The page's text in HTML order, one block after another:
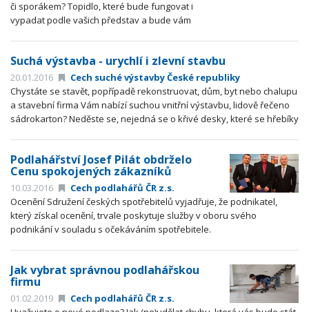
či sporákem? Topidlo, které bude fungovat i
vypadat podle vašich představ a bude vám
Suchá výstavba - urychlí i zlevní stavbu
20.01.2016
Cech suché výstavby České republiky
Chystáte se stavět, popřípadě rekonstruovat, dům, byt nebo chalupu
a stavební firma Vám nabízí suchou vnitřní výstavbu, lidově řečeno
sádrokarton? Neděste se, nejedná se o křivé desky, které se hřebíky
Podlahářství Josef Pilát obdrželo
Cenu spokojených zákazníků
10.03.2016
Cech podlahářů ČR z.s.
Ocenění Sdružení českých spotřebitelů vyjadřuje, že podnikatel,
který získal ocenění, trvale poskytuje služby v oboru svého
podnikání v souladu s očekáváním spotřebitele.
Jak vybrat správnou podlahářskou
firmu
01.02.2019
Cech podlahářů ČR z.s.